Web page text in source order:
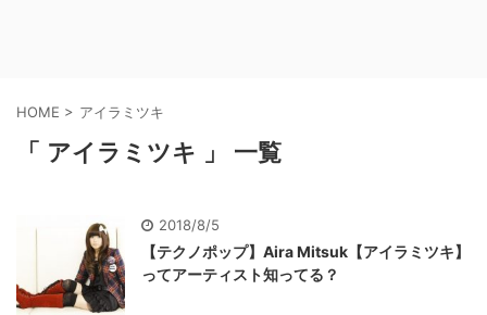
HOME > アイラミツキ
「 アイラミツキ 」 一覧
2018/8/5
【テクノポップ】Aira Mitsuk【アイラミツキ】
ってアーティスト知ってる？